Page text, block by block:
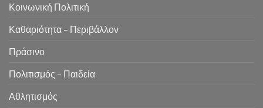
Κοινωνική Πολιτική
Καθαριότητα – Περιβάλλον
Πράσινο
Πολιτισμός – Παιδεία
Αθλητισμός